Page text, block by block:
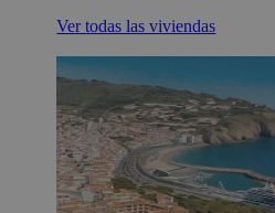
Ver todas las viviendas